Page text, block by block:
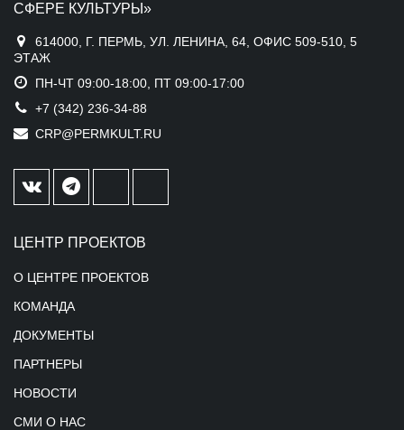
СФЕРЕ КУЛЬТУРЫ»
614000, Г. ПЕРМЬ, УЛ. ЛЕНИНА, 64, ОФИС 509-510, 5
ЭТАЖ
ПН-ЧТ 09:00-18:00, ПТ 09:00-17:00
+7 (342) 236-34-88
CRP@PERMKULT.RU
ЦЕНТР ПРОЕКТОВ
О ЦЕНТРЕ ПРОЕКТОВ
КОМАНДА
ДОКУМЕНТЫ
ПАРТНЕРЫ
НОВОСТИ
СМИ О НАС